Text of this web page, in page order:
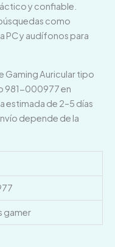
y confiable.
como
PC y audífonos para
Gaming Auricular tipo
981-000977 en
estimada de 2–5 días
depende de la
gamer